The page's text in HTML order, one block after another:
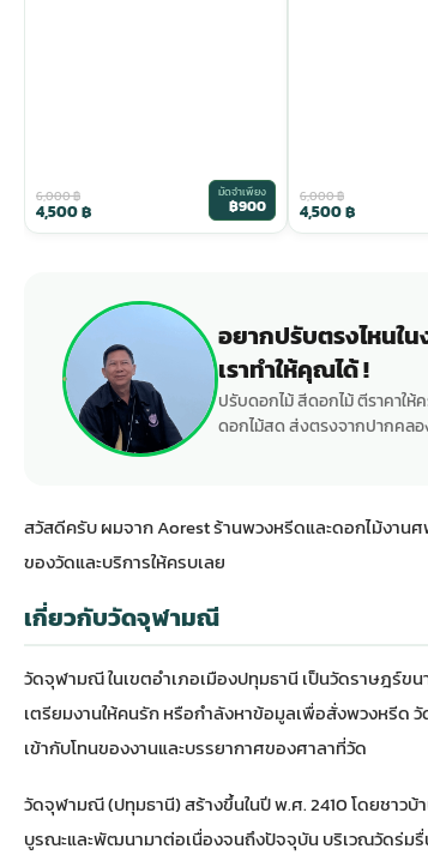
6,000฿
4,500฿
มัดจำเพียง
฿900 6,000฿
4,500฿
อยากปรับตรงไหนใน
เราทำให้คุณได้ !
ปรับดอกไม้ สีดอกไม้ ตีราคาใ
ดอกไม้สด ส่งตรงจากปากคลอ
สวัสดีครับ ผมจาก Aorest ร้านพวงหรีดและดอกไม้งา
ของวัดและบริการให้ครบเลย
เกี่ยวกับวัดจุฬามณี
วัดจุฬามณี ในเขตอำเภอเมืองปทุมธานี เป็นวัดราษฎร์
เตรียมงานให้คนรัก หรือกำลังหาข้อมูลเพื่อสั่งพวงหรีด
เข้ากับโทนของงานและบรรยากาศของศาลาที่วัด
วัดจุฬามณี (ปทุมธานี) สร้างขึ้นในปี พ.ศ. 2410 โดยชาว
บูรณะและพัฒนามาต่อเนื่องจนถึงปัจจุบัน บริเวณวัดร่มรื่